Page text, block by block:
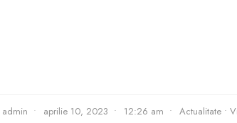
admin • aprilie 10, 2023 • 12:26 am • Actualitate •